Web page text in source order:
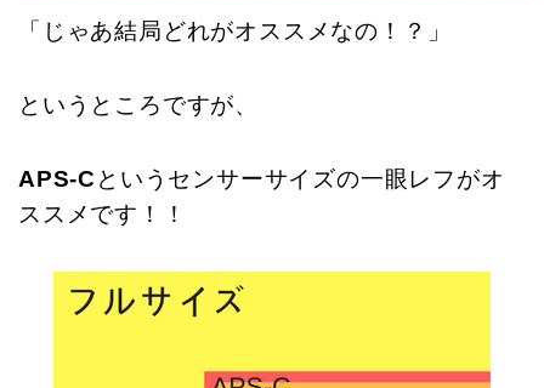
「じゃあ結局どれがオススメなの！？」
というところですが、
APS-C というセンサーサイズの一眼レフがオ
ススメです！！